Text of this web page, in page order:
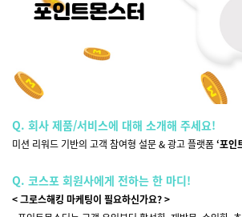
Q. 회사 제품/서비스에 대해 소개해 주세요!
미션 리워드 기반의 고객 참여형 설문 & 광고 플랫폼‘포인
Q. 코스포 회원사에게 전하는 한 마디!
< 그로스해킹 마케팅이 필요하신가요? >